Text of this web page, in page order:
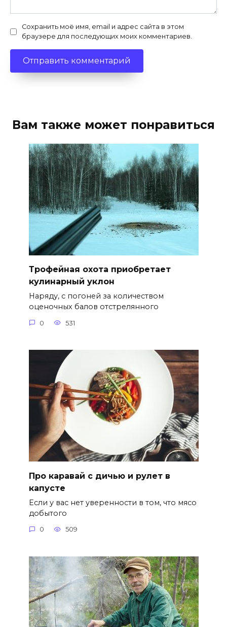
Сохранить моё имя, email и адрес сайта в этом
браузере для последующих моих комментариев.
Вам также может понравиться
Трофейная охота приобретает
кулинарный уклон
Наряду, с погоней за количеством
оценочных балов отстрелянного
0 531
Про каравай с дичью и рулет в
капусте
Если у вас нет уверенности в том, что мясо
добытого
0 509